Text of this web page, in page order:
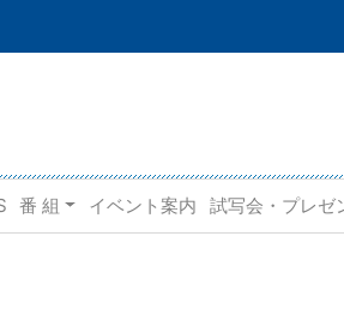
番 組 イベント案内 試写会・プレゼ